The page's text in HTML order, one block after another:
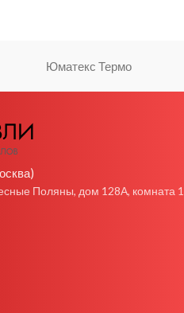
Юматекс Термо
Поляны, дом 128А, комната 1